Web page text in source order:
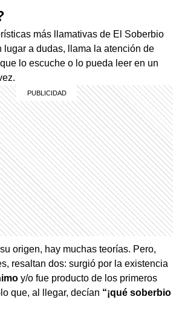
más llamativas de El Soberbio
lugar a dudas, llama la atención de
lo escuche o lo pueda leer en un
origen, hay muchas teorías. Pero,
resaltan dos: surgió por la existencia
y/o fue producto de los primeros
que, al llegar, decían “¡qué soberbio